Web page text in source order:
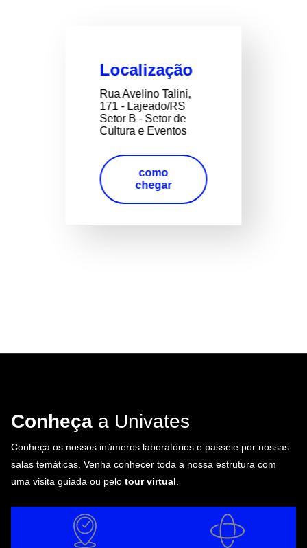
Localização
Rua Avelino Talini,
171 - Lajeado/RS
Setor B - Setor de
Cultura e Eventos
como
chegar
Conheça a Univates
Conheça os nossos inúmeros laboratórios e passeie por nossas
salas temáticas. Venha conhecer toda a nossa estrutura com
uma visita guiada ou pelo tour virtual